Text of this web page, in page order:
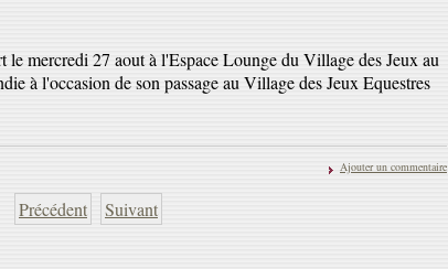
le mercredi 27 aout à l'Espace Lounge du Village des Jeux au
à l'occasion de son passage au Village des Jeux Equestres
Ajouter un commentaire
Précédent Suivant